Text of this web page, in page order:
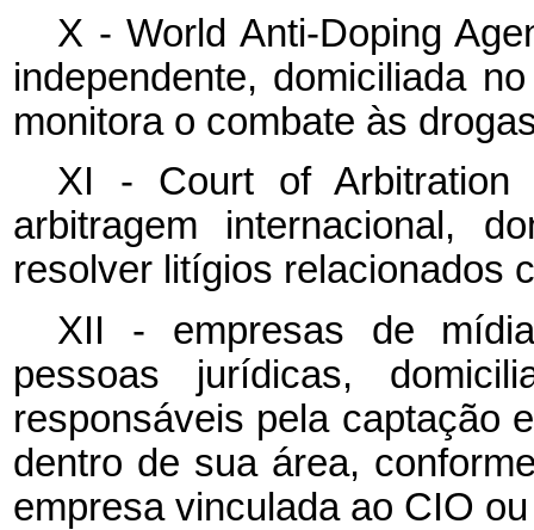
X -World Anti-Doping
independente, domiciliada
monitora o combate às
XI - Court of
arbitragem internacional,
resolver litígios relacionados
XII - empresas de
pessoas jurídicas,
responsáveis pela captação
dentro de sua área,
empresa vinculada ao CIO